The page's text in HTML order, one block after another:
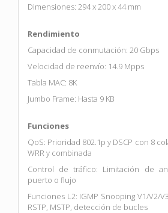
Dimensiones: 294 x 200 x 44 mm
Rendimiento
Capacidad de conmutación: 20 Gbps
Velocidad de reenvío: 14.9 Mpps
Tabla MAC: 8K
Jumbo Frame: Hasta 9 KB
Funciones
QoS: Prioridad 802.1p y DSCP con 8
WRR y combinada
Control de tráfico: Limitación de
puerto o flujo
Funciones L2: IGMP Snooping V1/V2/
RSTP, MSTP, detección de bucles